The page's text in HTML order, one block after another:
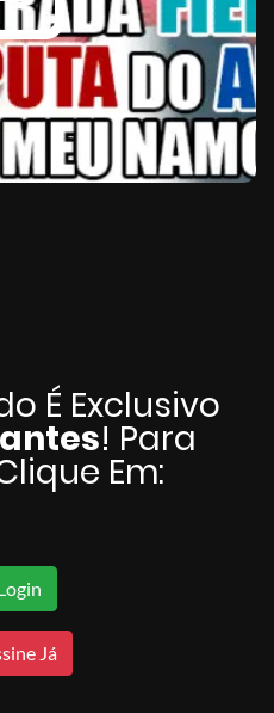
É Exclusivo
! Para
Em:
Já